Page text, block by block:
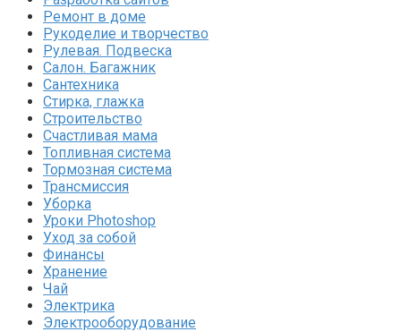
Ремонт в доме
Рукоделие и творчество
Рулевая. Подвеска
Салон. Багажник
Сантехника
Стирка, глажка
Строительство
Счастливая мама
Топливная система
Тормозная система
Трансмиссия
Уборка
Уроки Photoshop
Уход за собой
Финансы
Хранение
Чай
Электрика
Электрооборудование